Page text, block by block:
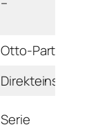
Otto-Partikelfilter
Direkteinspritzung
Serie